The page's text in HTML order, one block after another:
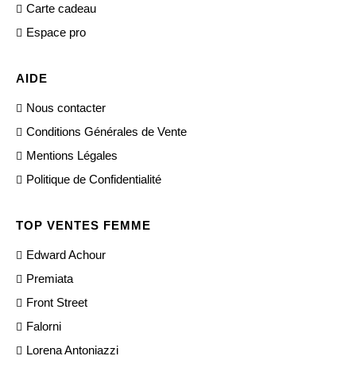
Carte cadeau
Espace pro
AIDE
Nous contacter
Conditions Générales de Vente
Mentions Légales
Politique de Confidentialité
TOP VENTES FEMME
Edward Achour
Premiata
Front Street
Falorni
Lorena Antoniazzi